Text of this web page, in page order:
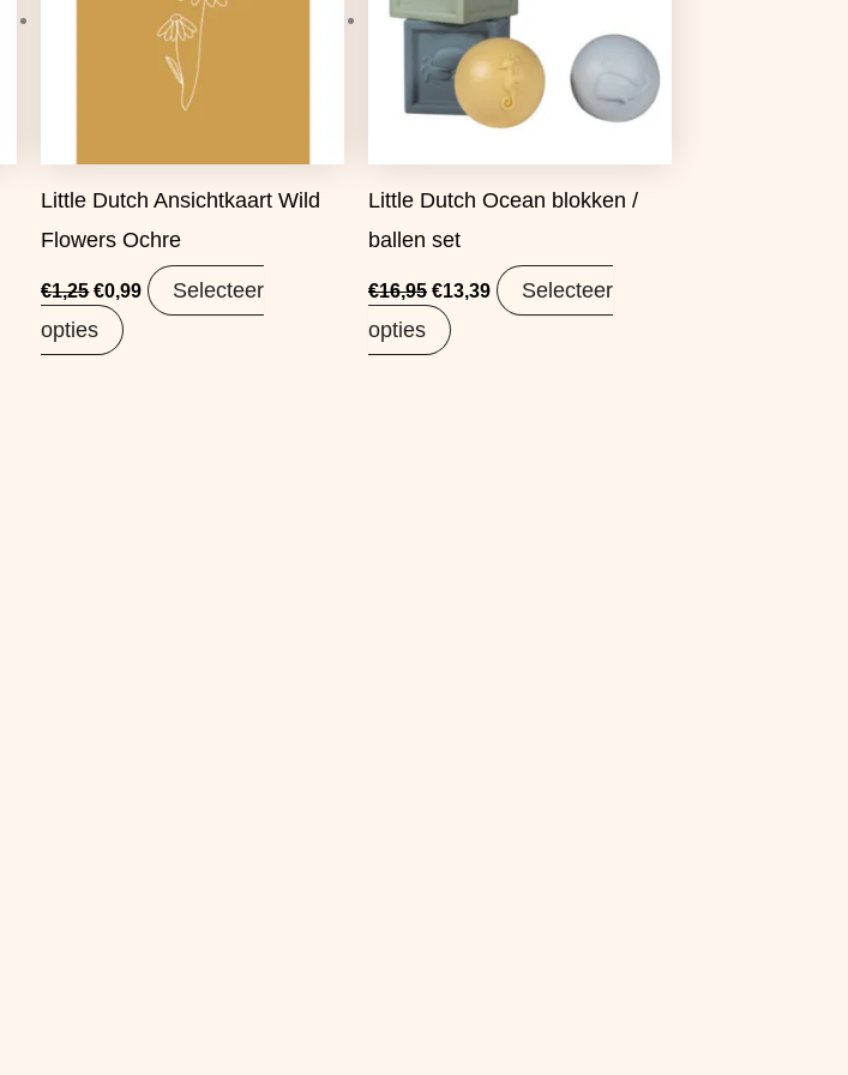
Little Dutch Ansichtkaart Wild
Flowers Ochre
€1,25 €0,99
Selecteer
opties
Little Dutch Ocean blokken /
ballen set
€16,95 €13,39
Selecteer
opties